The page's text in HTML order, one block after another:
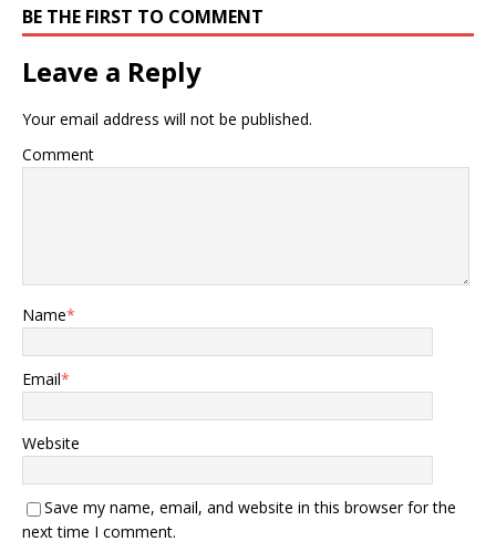
BE THE FIRST TO COMMENT
Leave a Reply
Your email address will not be published.
Comment
Name*
Email*
Website
Save my name, email, and website in this browser for the
next time I comment.